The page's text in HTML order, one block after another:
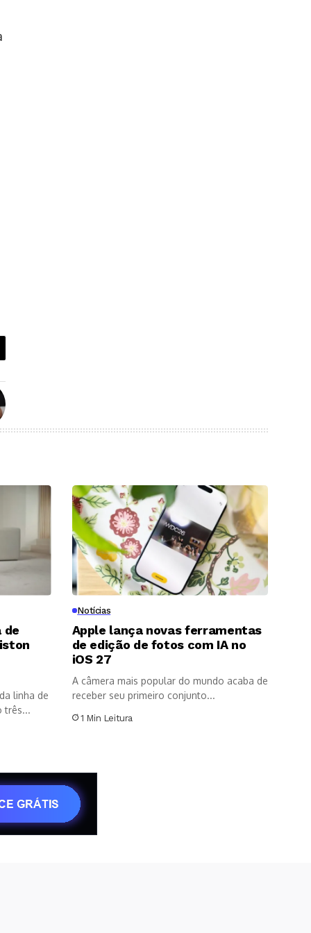
de
linha de
três...
Notícias
Apple lança novas ferramentas
de edição de fotos com IA no
iOS 27
A câmera mais popular do mundo acaba de
receber seu primeiro conjunto...
1 Min Leitura